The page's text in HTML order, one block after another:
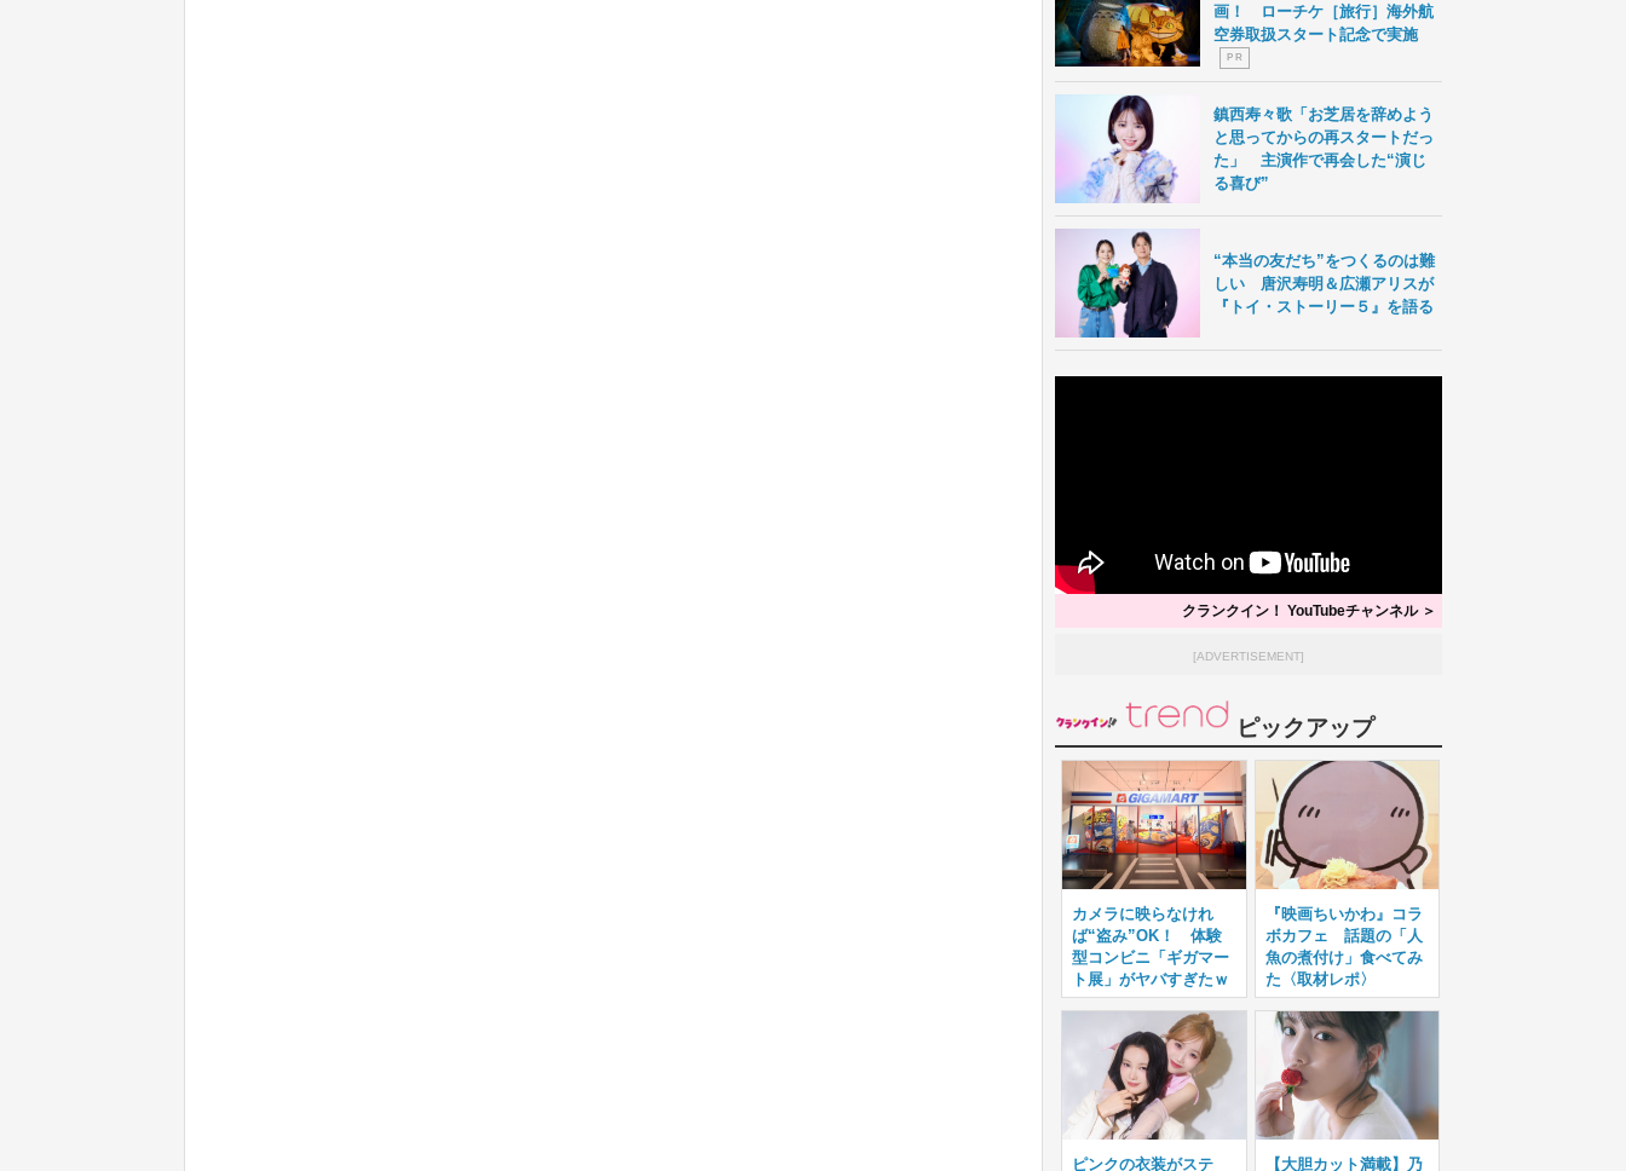
画！ ローチケ［旅行］海外航
空券取扱スタート記念で実施
P R
鎮西寿々歌「お芝居を辞めよう
と思ってからの再スタートだっ
た」 主演作で再会した“演じ
る喜び”
“本当の友だち”をつくるのは難
しい 唐沢寿明＆広瀬アリスが
『トイ・ストーリー５』を語る
クランクイン！ YouTubeチャンネル ＞
[ADVERTISEMENT]
ピックアップ
カメラに映らなけれ
ば“盗み”OK！ 体験
型コンビニ「ギガマー
ト展」がヤバすぎたｗ
『映画ちいかわ』コラ
ボカフェ 話題の「人
魚の煮付け」食べてみ
た〈取材レポ〉
ピンクの衣装がステ 【大胆カット満載】乃